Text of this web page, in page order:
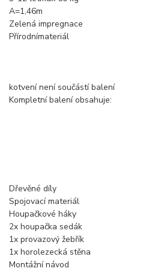
A=1,46m
Zelená impregnace
Přírodnímateriál
kotvení není součástí balení
Kompletní balení obsahuje:
Dřevěné díly
Spojovací materiál
Houpačkové háky
2x houpačka sedák
1x provazový žebřík
1x horolezecká stěna
Montážní návod